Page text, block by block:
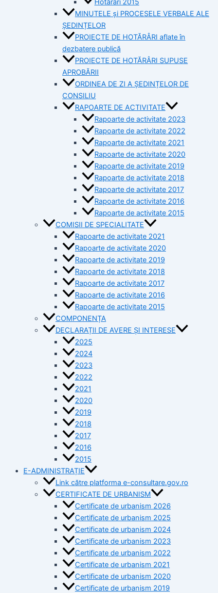
MINUTELE și PROCESELE VERBALE ALE
ȘEDINȚELOR
PROIECTE DE HOTĂRÂRI aflate în
dezbatere publică
PROIECTE DE HOTĂRÂRI SUPUSE
APROBĂRII
ORDINEA DE ZI A ȘEDINȚELOR DE
CONSILIU
RAPOARTE DE ACTIVITATE
Rapoarte de activitate 2023
Rapoarte de activitate 2022
Rapoarte de activitate 2021
Rapoarte de activitate 2020
Rapoarte de activitate 2019
Rapoarte de activitate 2018
Rapoarte de activitate 2017
Rapoarte de activitate 2016
Rapoarte de activitate 2015
COMISII DE SPECIALITATE
Rapoarte de activitate 2021
Rapoarte de activitate 2020
Rapoarte de activitate 2019
Rapoarte de activitate 2018
Rapoarte de activitate 2017
Rapoarte de activitate 2016
Rapoarte de activitate 2015
COMPONENȚA
DECLARAȚII DE AVERE ȘI INTERESE
2025
2024
2023
2022
2021
2020
2019
2018
2017
2016
2015
E-ADMINISTRAȚIE
Link către platforma e-consultare.gov.ro
CERTIFICATE DE URBANISM
Certificate de urbanism 2026
Certificate de urbanism 2025
Certificate de urbanism 2024
Certificate de urbanism 2023
Certificate de urbanism 2022
Certificate de urbanism 2021
Certificate de urbanism 2020
Certificate de urbanism 2019